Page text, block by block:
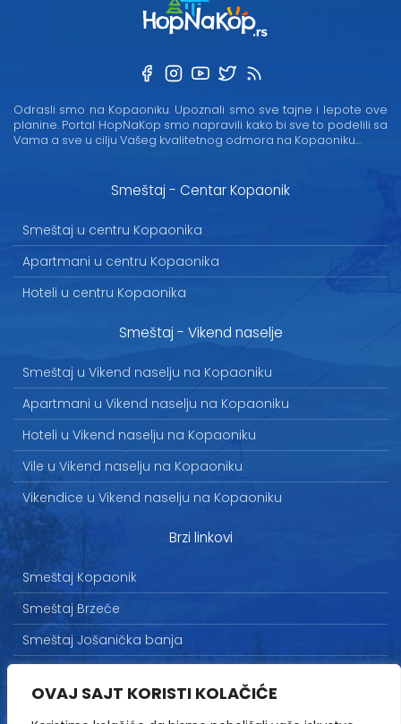
OVAJ SAJT KORISTI KOLAČIĆE
Odrasli smo na Kopaoniku. Upoznali smo sve tajne i lepote ove
planine. Portal HopNaKop smo napravili kako bi sve to podelili sa
Vama a sve u cilju Vašeg kvalitetnog odmora na Kopaoniku...
Smeštaj - Centar Kopaonik
Smeštaj u centru Kopaonika
Apartmani u centru Kopaonika
Hoteli u centru Kopaonika
Smeštaj - Vikend naselje
Smeštaj u Vikend naselju na Kopaoniku
Apartmani u Vikend naselju na Kopaoniku
Hoteli u Vikend naselju na Kopaoniku
Vile u Vikend naselju na Kopaoniku
Vikendice u Vikend naselju na Kopaoniku
Brzi linkovi
Smeštaj Kopaonik
Smeštaj Brzeće
Smeštaj Jošanička banja
Marketing